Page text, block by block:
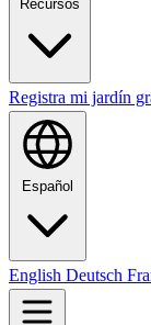
Registra mi jardín
Español
English Deutsch